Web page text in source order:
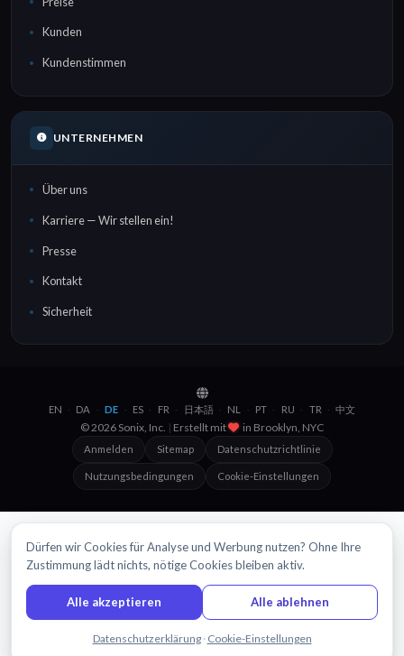
Kunden
Kundenstimmen
UNTERNEHMEN
Über uns
Karriere — Wir stellen ein!
Presse
Kontakt
Sicherheit
EN · DA · DE · ES · FR · 日本語 · NL · PT · RU · TR · 中文
© 2026 Sonix, Inc. | Erstellt mit in Brooklyn, NYC
Anmelden Sitemap Datenschutzrichtlinie
Nutzungsbedingungen Cookie-Einstellungen
Chatten Sie mit uns
Dürfen wir Cookies für Analyse und Werbung nutzen? Ohne Ihre
Zustimmung lädt nichts, nötige Cookies bleiben aktiv.
Alle akzeptieren Alle ablehnen
Datenschutzerklärung · Cookie-Einstellungen